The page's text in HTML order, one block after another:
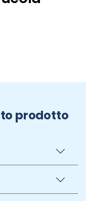
prodotto